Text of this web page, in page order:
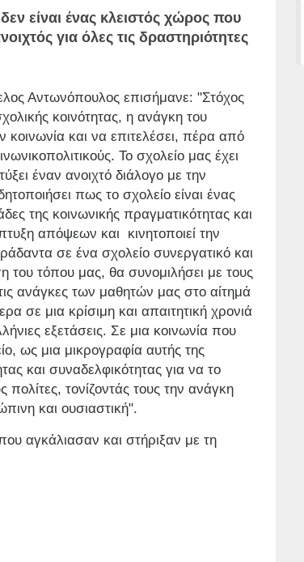
είναι ένας κλειστός χώρος που
για όλες τις δραστηριότητες
Αντωνόπουλος επισήμανε: "Στόχος
κοινότητας, η ανάγκη του
κοινωνία και να επιτελέσει, πέρα από
Το σχολείο μας έχει
έναν ανοιχτό διάλογο με την
πως το σχολείο είναι ένας
της κοινωνικής πραγματικότητας και
απόψεων και κινητοποιεί την
σε ένα σχολείο συνεργατικό και
του τόπου μας, θα συνομιλήσει με τους
ανάγκες των μαθητών μας στο αίτημά
σε μια κρίσιμη και απαιτητική χρονιά
εξετάσεις. Σε μια κοινωνία που
ως μια μικρογραφία αυτής της
και συναδελφικότητας για να το
πολίτες, τονίζοντάς τους την ανάγκη
και ουσιαστική".
αγκάλιασαν και στήριξαν με τη